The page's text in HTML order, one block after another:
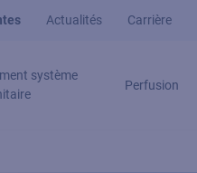
Actualités Carrière
système
Perfusion